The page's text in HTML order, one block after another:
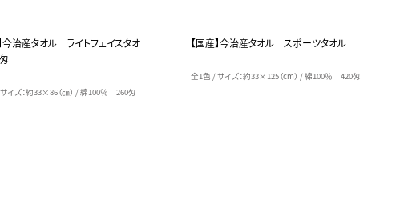
今治産タオル ライトフェイスタオ
イズ：約33×86（㎝） / 綿100％ 260匁
【国産】今治産タオル スポーツタオル
全1色 / サイズ：約33×125（cm） / 綿100％ 420匁